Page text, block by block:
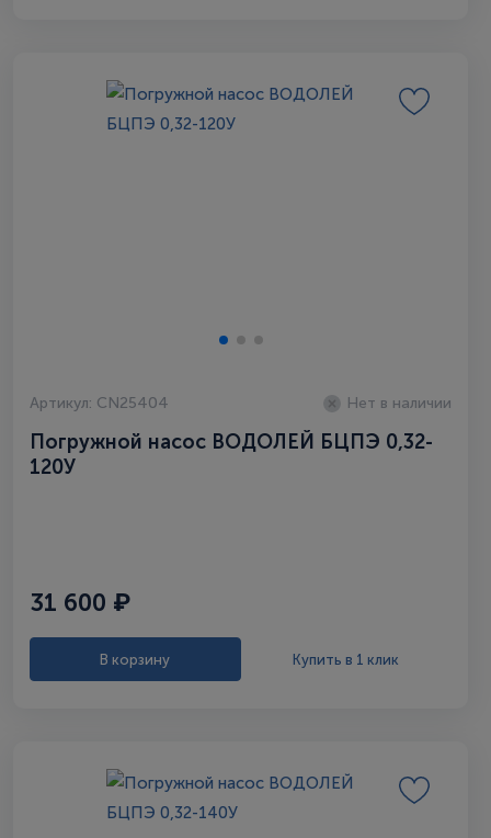
Артикул: CN25404 Нет в наличии
Погружной насос ВОДОЛЕЙ БЦПЭ 0,32-
120У
31 600 ₽
В корзину Купить в 1 клик